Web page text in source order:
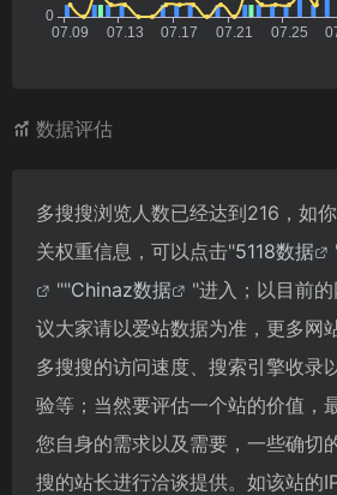
数据评估
多搜搜浏览人数已经达到216，如
关权重信息，可以点击"5118数据
""Chinaz数据
"进入；以目前
议大家请以爱站数据为准，更多网
多搜搜的访问速度、搜索引擎收录
验等；当然要评估一个站的价值，
您自身的需求以及需要，一些确切
搜的站长进行洽谈提供。如该站的